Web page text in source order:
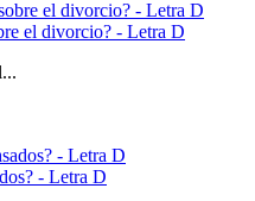
el divorcio? - Letra D
- Letra D